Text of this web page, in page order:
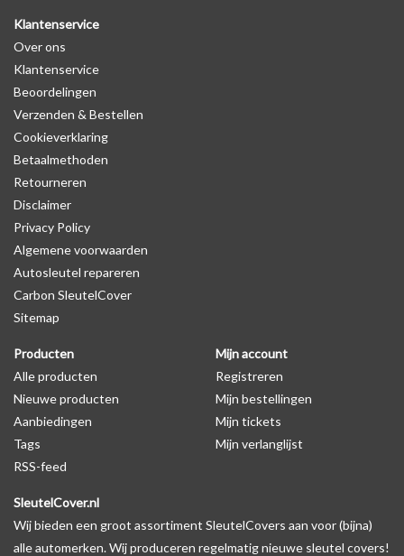
Er staat geen logo van Hyundai op de SleutelCover zelf. Er is echter
het logo in de meeste gevallen op de originele autosleutel
Levering
Voor 16:00 besteld = Dezelfde dag verzonden
Verzending naar België: 1/3 werkdagen
Specificaties
Merk: SleutelCover
Geschikt voor: Hyundai
Gewicht: 20g
Materiaal: Siliconen
* Afhankelijk van het bouwjaar
* Controleeraltijdalsnog eerst uw model sleutel met het
voorbeeld in de productfoto's
Klantenservice
Over ons
Klantenservice
Beoordelingen
Verzenden & Bestellen
Cookieverklaring
Betaalmethoden
Retourneren
Disclaimer
Privacy Policy
Algemene voorwaarden
Autosleutel repareren
Carbon SleutelCover
Sitemap
Producten
Alle producten
Nieuwe producten
Aanbiedingen
Tags
RSS-feed
Mijn account
Registreren
Mijn bestellingen
Mijn tickets
Mijn verlanglijst
SleutelCover.nl
Wij bieden een groot assortiment SleutelCovers aan voor (bijna)
alle automerken. Wij produceren regelmatig nieuwe sleutel covers!